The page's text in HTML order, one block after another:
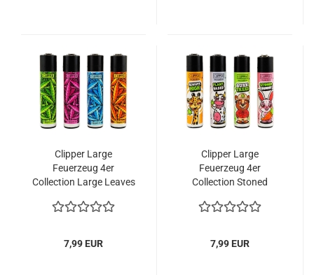
Clipper Large
Feuerzeug 4er
Collection Large Leaves
7,99 EUR
Clipper Large
Feuerzeug 4er
Collection Stoned
7,99 EUR